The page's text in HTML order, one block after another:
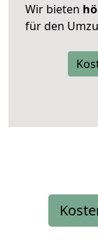
Wir bieten
für den